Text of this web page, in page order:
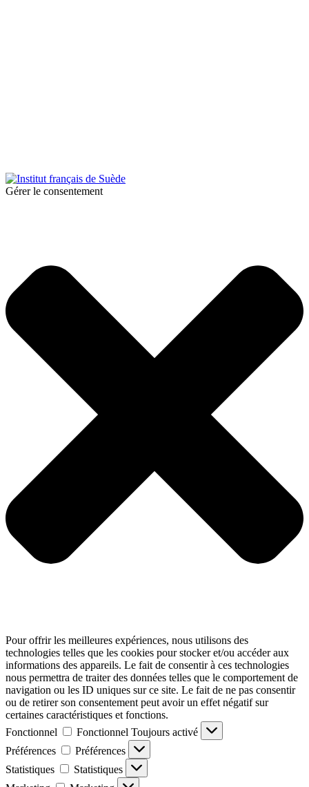
Gérer le consentement
Pour offrir les meilleures expériences, nous utilisons des
technologies telles que les cookies pour stocker et/ou accéder aux
informations des appareils. Le fait de consentir à ces technologies
nous permettra de traiter des données telles que le comportement de
navigation ou les ID uniques sur ce site. Le fait de ne pas consentir
ou de retirer son consentement peut avoir un effet négatif sur
certaines caractéristiques et fonctions.
Fonctionnel
Fonctionnel Toujours activé
Préférences
Préférences
Statistiques
Statistiques